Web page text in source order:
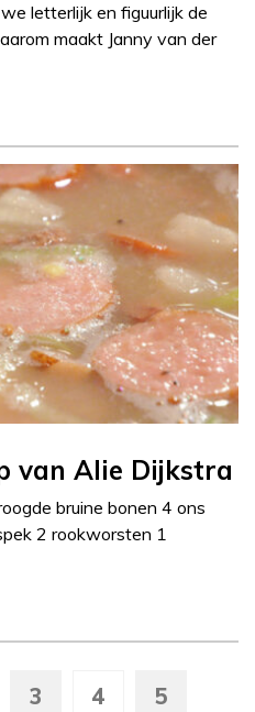
letterlijk en figuurlijk de
maakt Janny van der
van Alie Dijkstra
bruine bonen 4 ons
2 rookworsten 1
3 4 5